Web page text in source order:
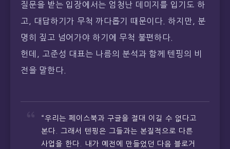
질문을 받는 입장에서는 엄청난 데미지를 입기도 하
고, 대답하기가 무척 까다롭기 때문이다. 하지만, 분
명히 짚고 넘어가야 하기에 무척 불편하다.
헌데, 고준성 대표는 나름의 분석과 함께 텐핑의 비
전을 말한다.
“우리는 페이스북과 구글을 절대 이길 수 없다고
본다. 그래서 텐핑은 그들과는 본질적으로 다른
사업을 한다. 내가 예전에 만들었던 다음 블로거